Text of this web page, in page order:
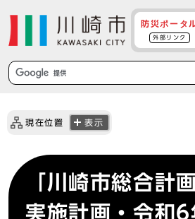
防災ポータ
外部リンク
現在位置 表示
「川崎市総合計
実施計画・令和6